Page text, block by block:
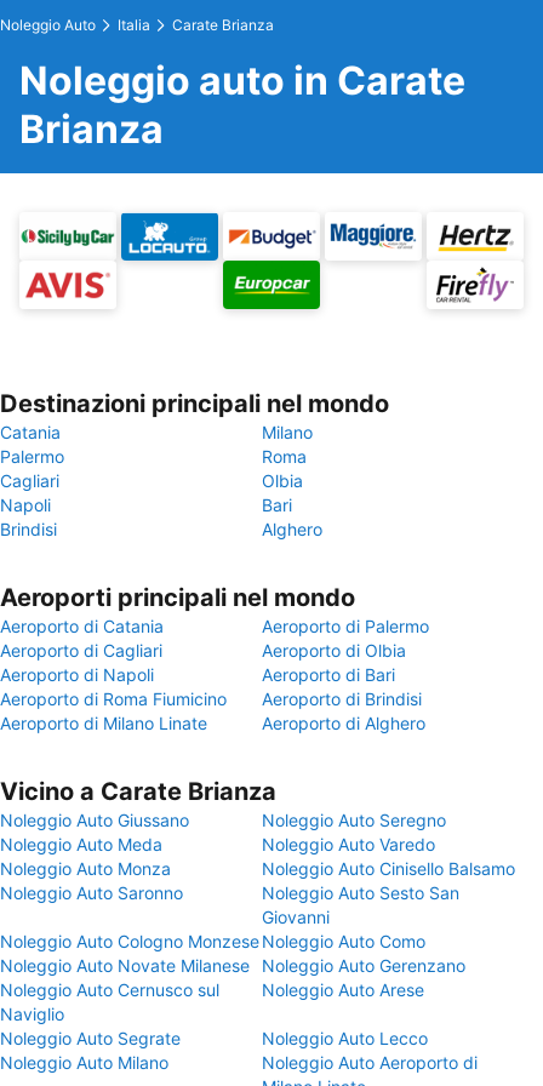
Noleggio Auto Italia Carate Brianza
Noleggio auto in Carate
Brianza
Destinazioni principali nel mondo
Catania
Milano
Palermo
Roma
Cagliari
Olbia
Napoli
Bari
Brindisi
Alghero
Aeroporti principali nel mondo
Aeroporto di Catania
Aeroporto di Palermo
Aeroporto di Cagliari
Aeroporto di Olbia
Aeroporto di Napoli
Aeroporto di Bari
Aeroporto di Roma Fiumicino
Aeroporto di Brindisi
Aeroporto di Milano Linate
Aeroporto di Alghero
Vicino a Carate Brianza
Noleggio Auto Giussano
Noleggio Auto Seregno
Noleggio Auto Meda
Noleggio Auto Varedo
Noleggio Auto Monza
Noleggio Auto Cinisello Balsamo
Noleggio Auto Saronno
Noleggio Auto Sesto San
Giovanni
Noleggio Auto Cologno MonzeseNoleggio Auto Como
Noleggio Auto Novate Milanese
Noleggio Auto Gerenzano
Noleggio Auto Cernusco sul
Naviglio
Noleggio Auto Arese
Noleggio Auto Segrate
Noleggio Auto Lecco
Noleggio Auto Milano
Noleggio Auto Aeroporto di